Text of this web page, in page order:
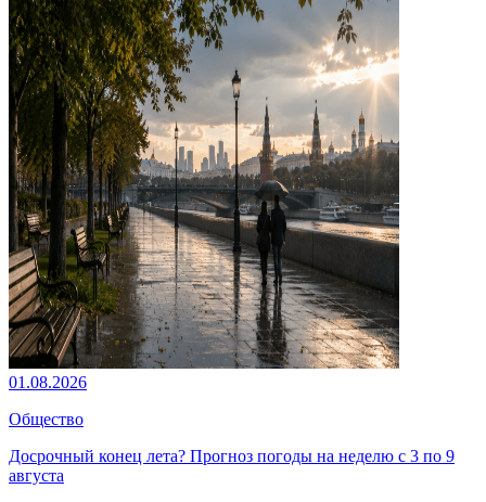
01.08.2026
Общество
Досрочный конец лета? Прогноз погоды на неделю с 3 по 9
августа